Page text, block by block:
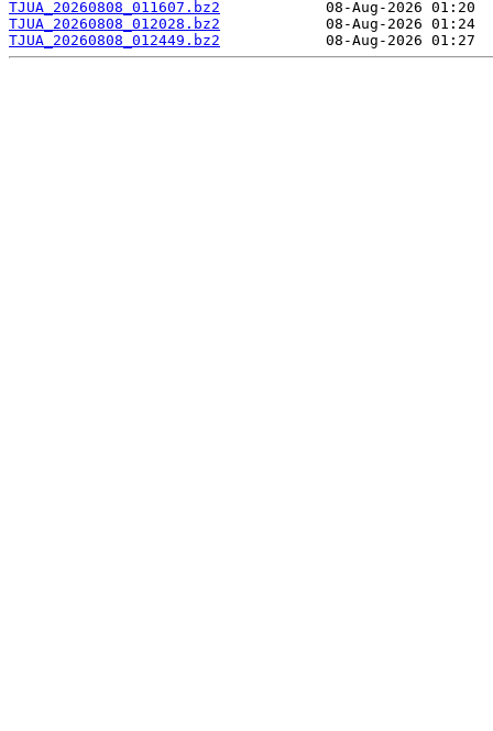
TJUA_20260808_011607.bz2
TJUA_20260808_012028.bz2
TJUA_20260808_012449.bz2